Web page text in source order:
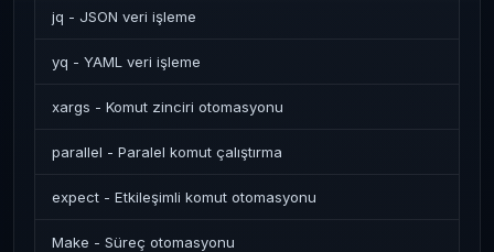
jq - JSON veri işleme
yq - YAML veri işleme
xargs - Komut zinciri otomasyonu
parallel - Paralel komut çalıştırma
expect - Etkileşimli komut otomasyonu
Make - Süreç otomasyonu